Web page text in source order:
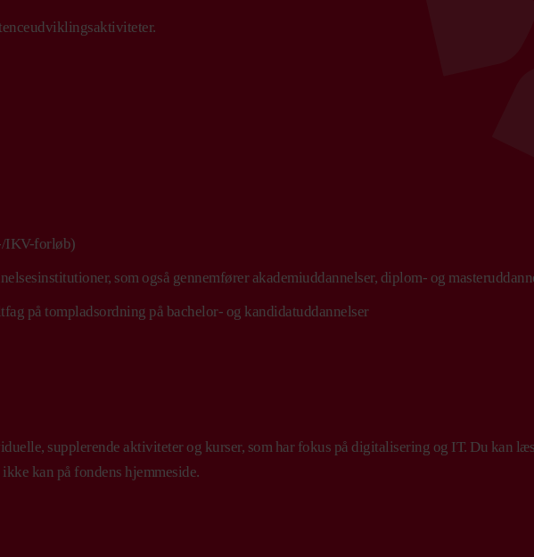
IKV-forløb)
som også gennemfører akademiuddannelser, diplom- og
på tompladsordning på bachelor- og kandidatuddannelser
supplerende aktiviteter og kurser, som har fokus på digitalisering og IT. Du kan
kan på fondens hjemmeside.